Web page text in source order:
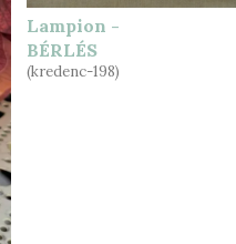
Lampion -
BÉRLÉS
(kredenc-198)